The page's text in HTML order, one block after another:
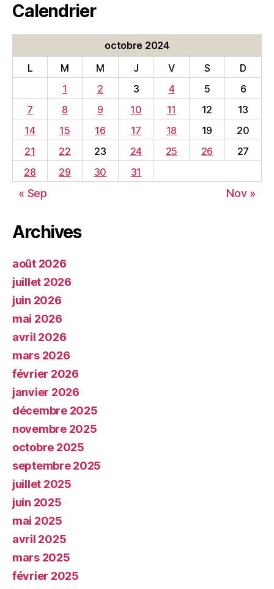
Calendrier
octobre 2024
L
M M J V S
D
1
2 3 4 5
6
7
8 9 10 11 12
13
14
15 16 17 18 19
20
21
22 23 24 25 26
27
28
29 30 31
« Sep Nov »
Archives
août 2026
juillet 2026
juin 2026
mai 2026
avril 2026
mars 2026
février 2026
janvier 2026
décembre 2025
novembre 2025
octobre 2025
septembre 2025
juillet 2025
juin 2025
mai 2025
avril 2025
mars 2025
février 2025